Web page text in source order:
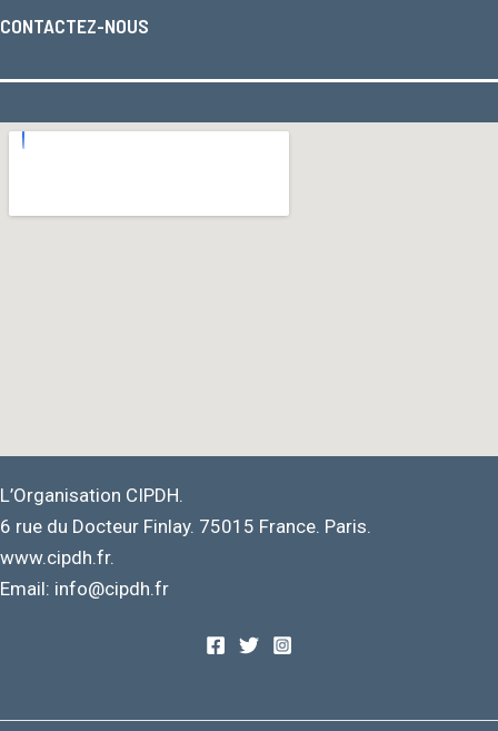
CONTACTEZ-NOUS
L’Organisation CIPDH.
6 rue du Docteur Finlay. 75015 France. Paris.
www.cipdh.fr.
Email: info@cipdh.fr